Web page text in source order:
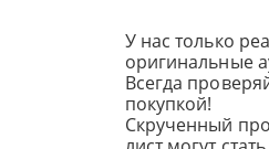
У нас только
оригинальные
Всегда
покупкой!
Скрученный